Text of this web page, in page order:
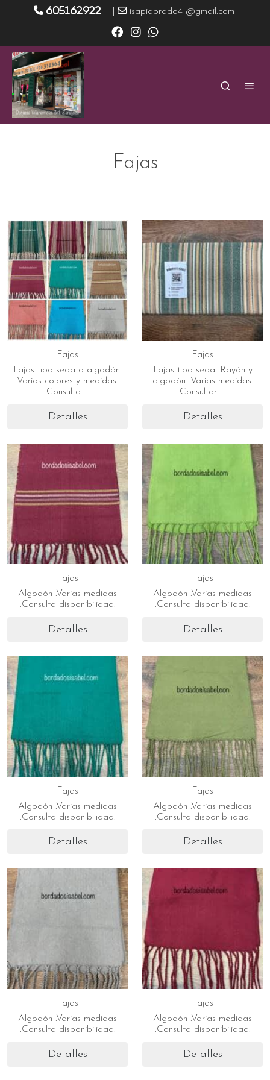
605162922 isapidorado41@gmail.com
Fajas
Fajas
Fajas tipo seda o algodón.
Varios colores y medidas.
Consulta ...
Detalles
Fajas
Fajas tipo seda. Rayón y
algodón. Varias medidas.
Consultar ...
Detalles
Fajas
Algodón .Varias medidas
.Consulta disponibilidad.
Detalles
Fajas
Algodón .Varias medidas
.Consulta disponibilidad.
Detalles
Fajas
Algodón .Varias medidas
.Consulta disponibilidad.
Detalles
Fajas
Algodón .Varias medidas
.Consulta disponibilidad.
Detalles
Fajas
Algodón .Varias medidas
.Consulta disponibilidad.
Detalles
Fajas
Algodón .Varias medidas
.Consulta disponibilidad.
Detalles